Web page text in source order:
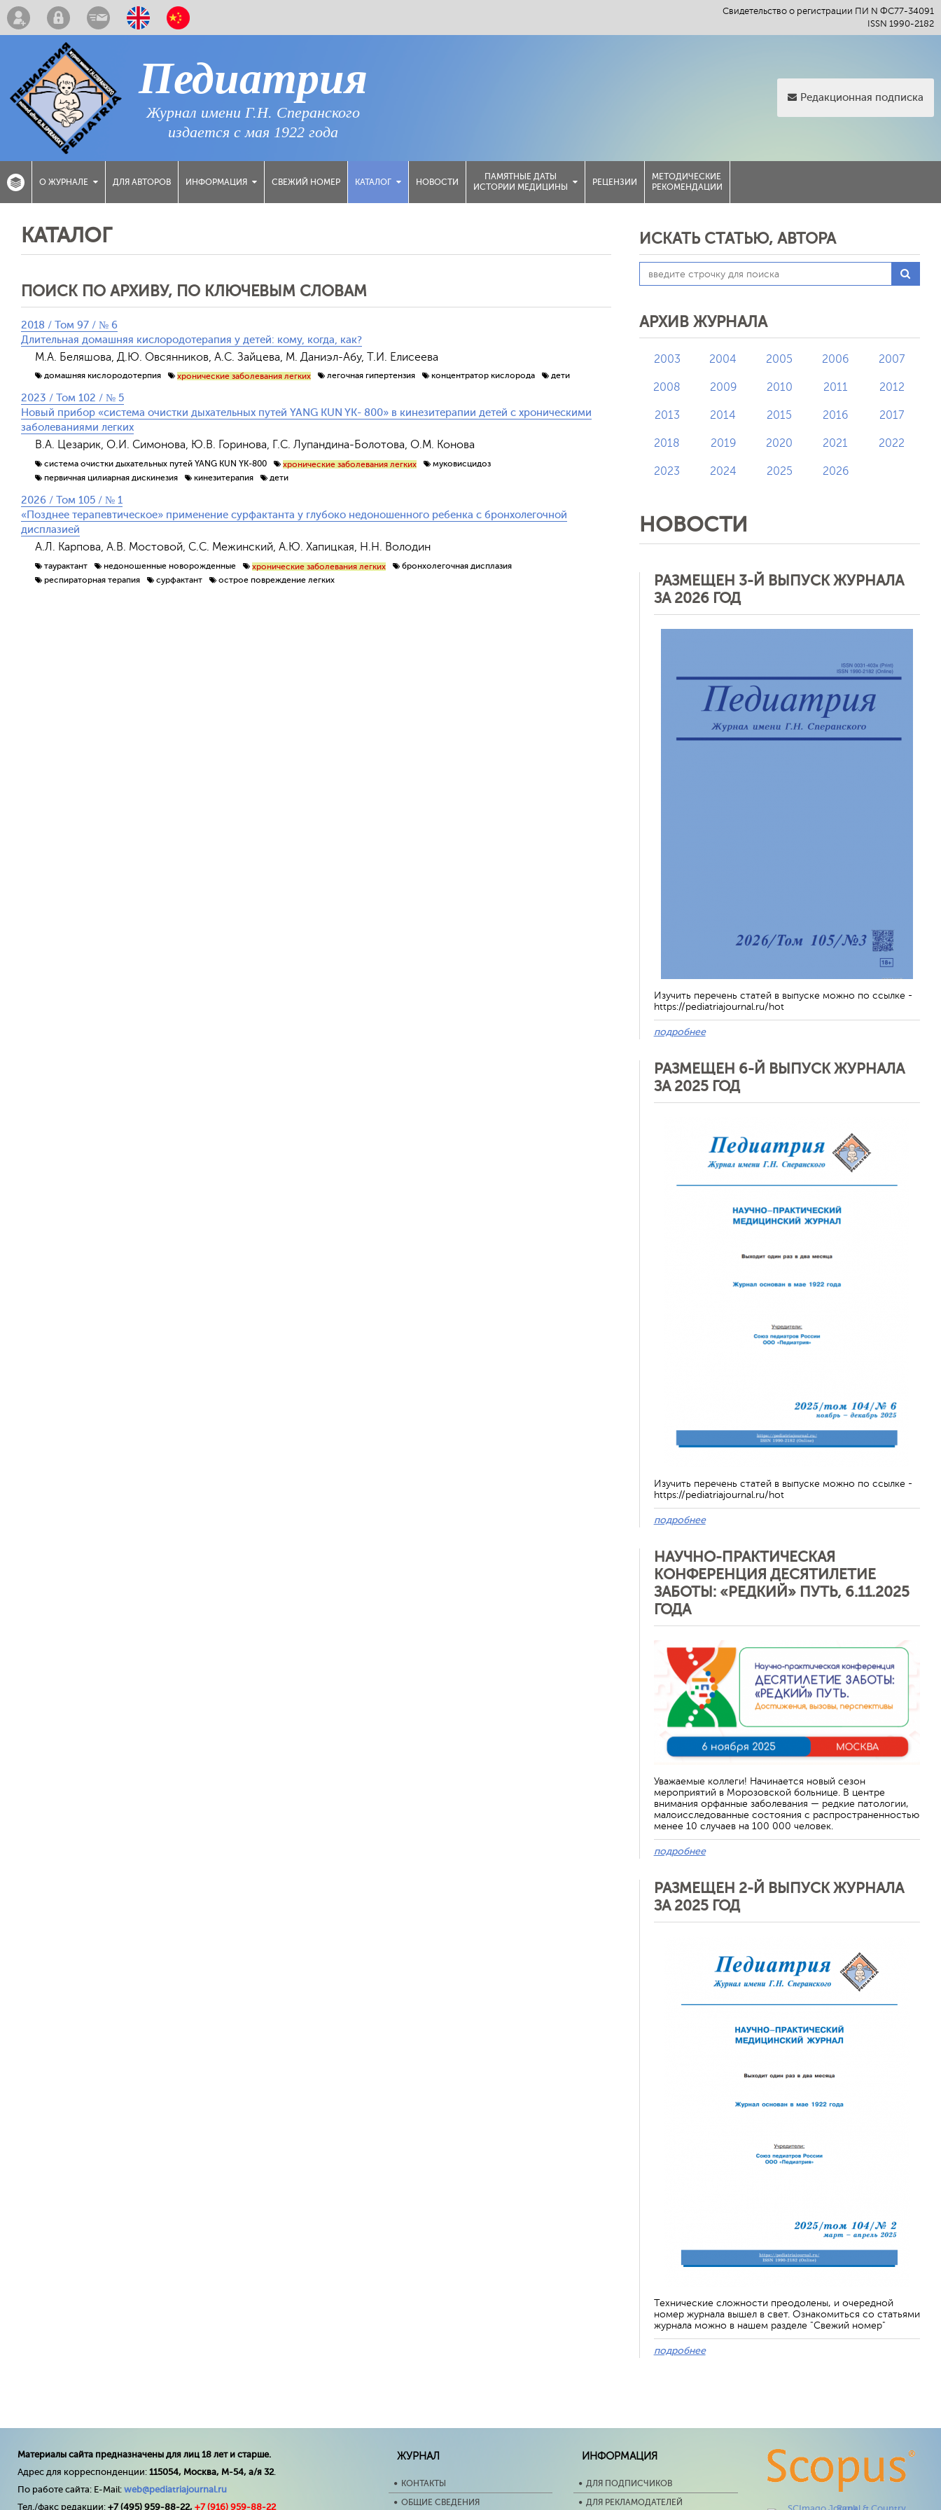
Свидетельство о регистрации ПИ N ФС77-34091
ISSN 1990-2182
Педиатрия
Журнал имени Г.Н. Сперанского
издается с мая 1922 года
Редакционная подписка
О ЖУРНАЛЕ ДЛЯ АВТОРОВ ИНФОРМАЦИЯ СВЕЖИЙ НОМЕР КАТАЛОГ НОВОСТИ
ПАМЯТНЫЕ ДАТЫ
ИСТОРИИ МЕДИЦИНЫ
РЕЦЕНЗИИ
МЕТОДИЧЕСКИЕ
РЕКОМЕНДАЦИИ
КАТАЛОГ
ПОИСК ПО АРХИВУ, ПО КЛЮЧЕВЫМ СЛОВАМ
2018 / Том 97 / № 6
Длительная домашняя кислородотерапия у детей: кому, когда, как?
М.А. Беляшова, Д.Ю. Овсянников, А.С. Зайцева, М. Даниэл-Абу, Т.И. Елисеева
домашняя кислородотерпия хронические заболевания легких легочная гипертензия концентратор кислорода дети
2023 / Том 102 / № 5
Новый прибор «система очистки дыхательных путей YANG KUN YK- 800» в кинезитерапии детей с хроническими
заболеваниями легких
В.А. Цезарик, О.И. Симонова, Ю.В. Горинова, Г.С. Лупандина-Болотова, О.М. Конова
система очистки дыхательных путей YANG KUN YK-800 хронические заболевания легких
муковисцидоз
первичная цилиарная дискинезия
кинезитерапия дети
2026 / Том 105 / № 1
«Позднее терапевтическое» применение сурфактанта у глубоко недоношенного ребенка с бронхолегочной
дисплазией
А.Л. Карпова, А.В. Мостовой, С.С. Межинский, А.Ю. Хапицкая, Н.Н. Володин
таурактант недоношенные новорожденные хронические заболевания легких
бронхолегочная дисплазия
респираторная терапия
сурфактант острое повреждение легких
ИСКАТЬ СТАТЬЮ, АВТОРА
АРХИВ ЖУРНАЛА
2003 2004 2005 2006 2007
2008 2009 2010 2011 2012
2013 2014 2015 2016 2017
2018 2019 2020 2021 2022
2023 2024 2025 2026
НОВОСТИ
РАЗМЕЩЕН 3-Й ВЫПУСК ЖУРНАЛА
ЗА 2026 ГОД
Изучить перечень статей в выпуске можно по ссылке -
https://pediatriajournal.ru/hot
подробнее
РАЗМЕЩЕН 6-Й ВЫПУСК ЖУРНАЛА
ЗА 2025 ГОД
Изучить перечень статей в выпуске можно по ссылке -
https://pediatriajournal.ru/hot
подробнее
НАУЧНО-ПРАКТИЧЕСКАЯ
КОНФЕРЕНЦИЯ ДЕСЯТИЛЕТИЕ
ЗАБОТЫ: «РЕДКИЙ» ПУТЬ, 6.11.2025
ГОДА
Уважаемые коллеги! Начинается новый сезон
мероприятий в Морозовской больнице. В центре
внимания орфанные заболевания — редкие патологии,
малоисследованные состояния с распространенностью
менее 10 случаев на 100 000 человек.
подробнее
РАЗМЕЩЕН 2-Й ВЫПУСК ЖУРНАЛА
ЗА 2025 ГОД
Технические сложности преодолены, и очередной
номер журнала вышел в свет. Ознакомиться со статьями
журнала можно в нашем разделе "Свежий номер"
подробнее
Материалы сайта предназначены для лиц 18 лет и старше.
Адрес для корреспонденции: 115054, Москва, М-54, а/я 32.
По работе сайта: E-Mail: web@pediatriajournal.ru
Тел./факс редакции: +7 (495) 959-88-22, +7 (916) 959-88-22
ЖУРНАЛ
КОНТАКТЫ
ОБЩИЕ СВЕДЕНИЯ
ИНФОРМАЦИЯ
ДЛЯ ПОДПИСЧИКОВ
ДЛЯ РЕКЛАМОДАТЕЛЕЙ
Обратная связь
Отменить